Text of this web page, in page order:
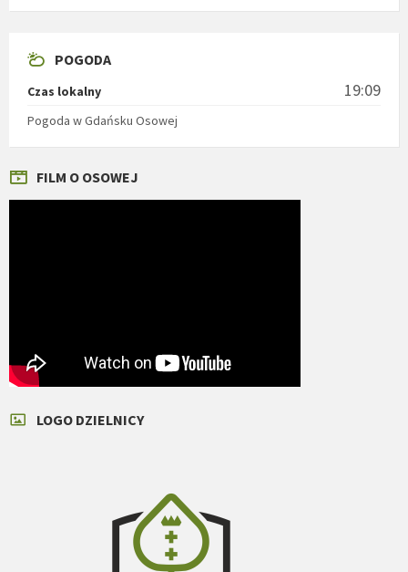
POGODA
Czas lokalny 19:09
Pogoda w Gdańsku Osowej
FILM O OSOWEJ
LOGO DZIELNICY